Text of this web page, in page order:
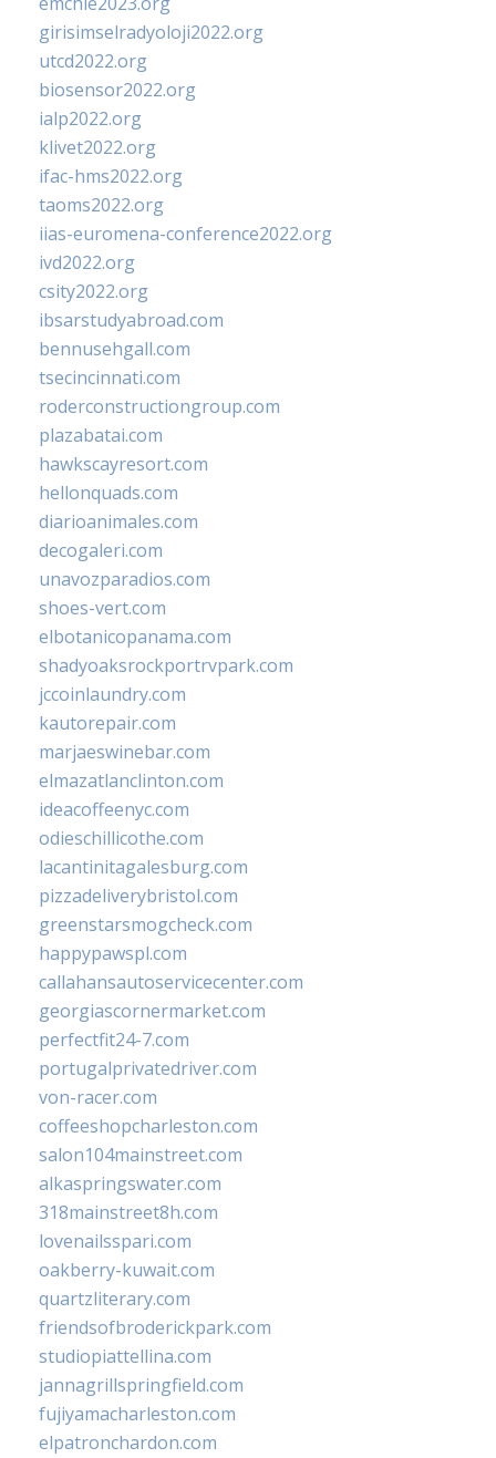
girisimselradyoloji2022.org
utcd2022.org
biosensor2022.org
ialp2022.org
klivet2022.org
ifac-hms2022.org
taoms2022.org
iias-euromena-conference2022.org
ivd2022.org
csity2022.org
ibsarstudyabroad.com
bennusehgall.com
tsecincinnati.com
roderconstructiongroup.com
plazabatai.com
hawkscayresort.com
hellonquads.com
diarioanimales.com
decogaleri.com
unavozparadios.com
shoes-vert.com
elbotanicopanama.com
shadyoaksrockportrvpark.com
jccoinlaundry.com
kautorepair.com
marjaeswinebar.com
elmazatlanclinton.com
ideacoffeenyc.com
odieschillicothe.com
lacantinitagalesburg.com
pizzadeliverybristol.com
greenstarsmogcheck.com
happypawspl.com
callahansautoservicecenter.com
georgiascornermarket.com
perfectfit24-7.com
portugalprivatedriver.com
von-racer.com
coffeeshopcharleston.com
salon104mainstreet.com
alkaspringswater.com
318mainstreet8h.com
lovenailsspari.com
oakberry-kuwait.com
quartzliterary.com
friendsofbroderickpark.com
studiopiattellina.com
jannagrillspringfield.com
fujiyamacharleston.com
elpatronchardon.com